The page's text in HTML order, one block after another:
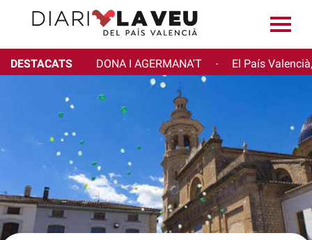
DESTACATS DONA I AGERMANA'T · El País